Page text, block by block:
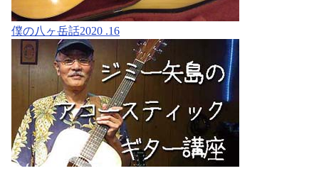
僕の八ヶ岳話2020 .16